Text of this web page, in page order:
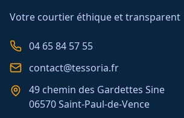
Votre courtier éthique et transparent
04 65 84 57 55
contact@tessoria.fr
49 chemin des Gardettes Sine
06570 Saint-Paul-de-Vence